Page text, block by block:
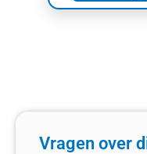
Vragen over